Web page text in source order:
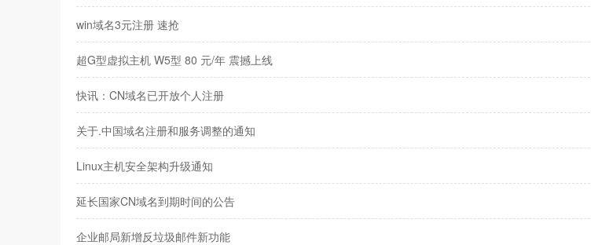
win域名3元注册 速抢
超G型虚拟主机 W5型 80 元/年 震撼上线
快讯：CN域名已开放个人注册
关于.中国域名注册和服务调整的通知
Linux主机安全架构升级通知
延长国家CN域名到期时间的公告
企业邮局新增反垃圾邮件新功能